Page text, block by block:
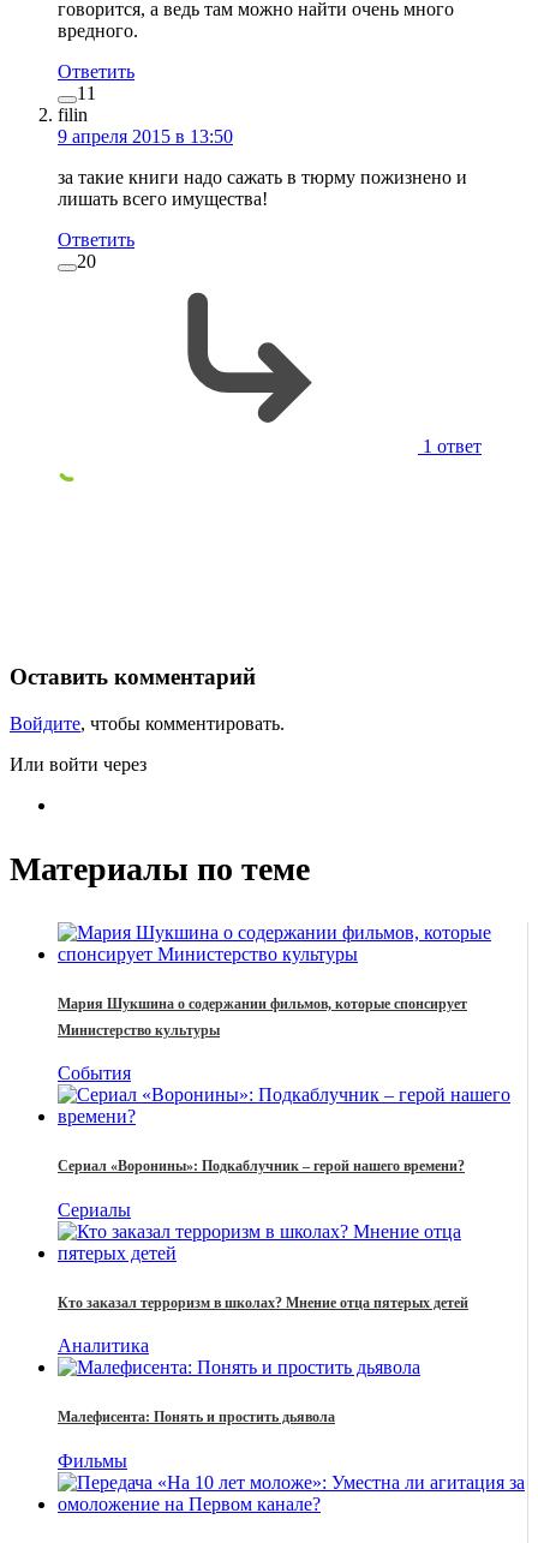
говорится, а ведь там можно найти очень много
вредного.
Ответить
11
filin
9 апреля 2015 в 13:50
за такие книги надо сажать в тюрму пожизнено и
лишать всего имущества!
Ответить
20
1 ответ
Оставить комментарий
Войдите, чтобы комментировать.
Или войти через
Материалы по теме
Мария Шукшина о содержании фильмов, которые спонсирует
Министерство культуры
События
Сериал «Воронины»: Подкаблучник – герой нашего времени?
Сериалы
Кто заказал терроризм в школах? Мнение отца пятерых детей
Аналитика
Малефисента: Понять и простить дьявола
Фильмы